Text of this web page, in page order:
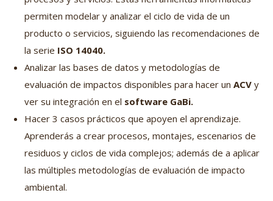
permiten modelar y analizar el ciclo de vida de un
producto o servicios, siguiendo las recomendaciones de
la serie ISO 14040.
Analizar las bases de datos y metodologías de
evaluación de impactos disponibles para hacer un ACV y
ver su integración en el software GaBi.
Hacer 3 casos prácticos que apoyen el aprendizaje.
Aprenderás a crear procesos, montajes, escenarios de
residuos y ciclos de vida complejos; además de a aplicar
las múltiples metodologías de evaluación de impacto
ambiental.